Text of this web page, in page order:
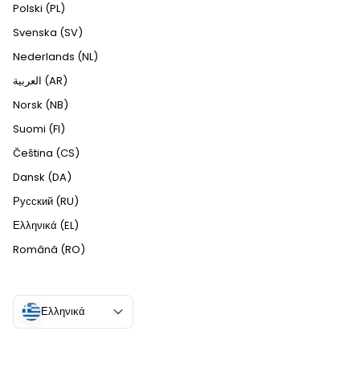
Polski (PL)
Svenska (SV)
Nederlands (NL)
العربية (AR)
Norsk (NB)
Suomi (FI)
Čeština (CS)
Dansk (DA)
Русский (RU)
Ελληνικά (EL)
Română (RO)
Ελληνικά